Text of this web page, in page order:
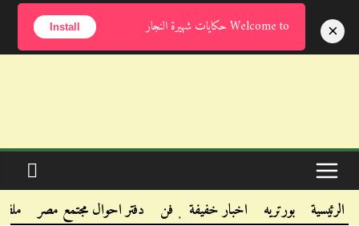
الأحد, أغسطس 9, 2026
.
.
الرئيسية بورتريه اخبار خفيفة فن دفتر احوال مجتمع مصر
Welcome to حكايات شهيرة النجار Install ×